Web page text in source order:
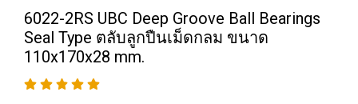
6022-2RS UBC Deep Groove Ball Bearings
Seal Type ตลับลูกปืนเม็ดกลม ขนาด
110x170x28 mm.